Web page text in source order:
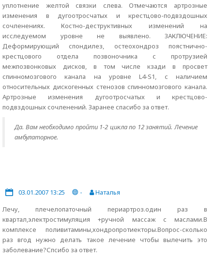
уплотнение желтой связки слева. Отмечаются артрозные
изменения в дугоотросчатых и крестцово-подвздошных
сочленениях. Костно-деструктивных изменений на
исследуемом уровне не выявлено. ЗАКЛЮЧЕНИЕ:
Деформирующий спондилез, остеохондроз поястнично-
крестцового отдела позвоночника с протрузией
межпозвонковых дисков, в том числе кзади в просвет
спинномозгового канала на уровне L4-S1, с наличием
относительных дискогенных стенозов спинномозгового канала.
Артрозные изменения дугоотросчатых и крестцово-
подвздошных сочленений. Заранее спасибо за ответ.
Да. Вам необходимо пройти 1-2 цикла по 12 занятий. Лечение
амбулаторное.
03.01.2007 13:25 -
Наталья
Лечу, плечелопаточный периартроз.один раз в
квартал,электростимуляция +ручной массаж с маслами.В
комплексе поливитамины,хондропротиекторы.Вопрос-сколько
раз вгод нужно делать такое лечение чтобы вылечить это
заболевание?Спсибо за ответ.